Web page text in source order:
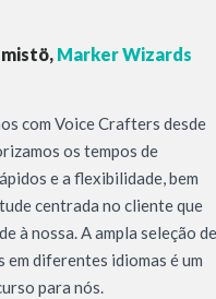
Marker Wizards
com Voice Crafters desde
os tempos de
e a flexibilidade, bem
centrada no cliente que
à nossa. A ampla seleção de
em diferentes idiomas é um
para nós.